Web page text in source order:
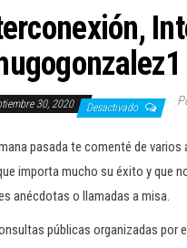
30, 2020 Desactivado
pasada te comenté de
importa mucho su éxito y que
anécdotas o llamadas a misa.
públicas organizadas por